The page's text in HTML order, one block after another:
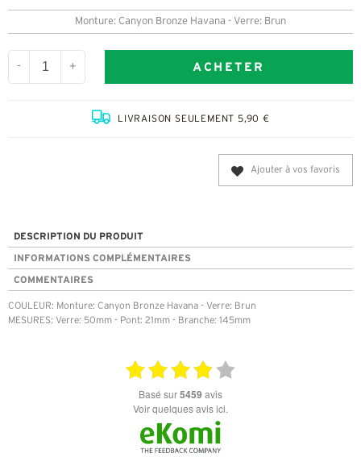
Monture: Canyon Bronze Havana - Verre: Brun
- + ACHETER
LIVRAISON SEULEMENT 5,90 €
Ajouter à vos favoris
DESCRIPTION DU PRODUIT
INFORMATIONS COMPLÉMENTAIRES
COMMENTAIRES
COULEUR: Monture: Canyon Bronze Havana - Verre: Brun
MESURES: Verre: 50mm - Pont: 21mm - Branche: 145mm
basé sur5459 avis
Voir quelques avis ici.